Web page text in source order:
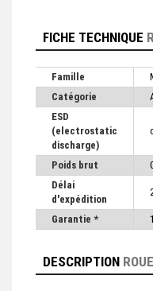
FICHE TECHNIQUE
Famille
Catégorie
ESD
(electrostatic
discharge)
Poids brut
Délai
d'expédition
Garantie *
DESCRIPTION